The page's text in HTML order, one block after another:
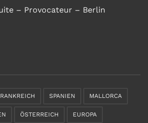
– Provocateur – Berlin
SPANIEN MALLORCA
ÖSTERREICH EUROPA